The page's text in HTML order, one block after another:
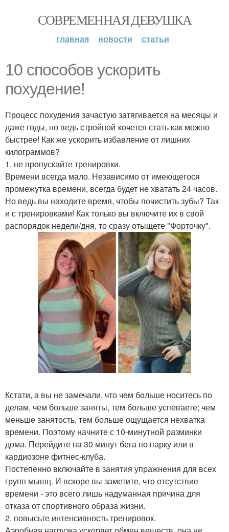
СОВРЕМЕННАЯ ДЕВУШКА
главная новости статьи
10 способов ускорить
похудение!
Процесс похудения зачастую затягивается на месяцы и
даже годы, но ведь стройной хочется стать как можно
быстрее! Как же ускорить избавление от лишних
килограммов?
1. не пропускайте тренировки.
Времени всегда мало. Независимо от имеющегося
промежутка времени, всегда будет не хватать 24 часов.
Но ведь вы находите время, чтобы почистить зубы? Так
и с тренировками! Как только вы включите их в свой
распорядок недели/дня, то сразу отыщете "Форточку".
Кстати, а вы не замечали, что чем больше носитесь по
делам, чем больше заняты, тем больше успеваете; чем
меньше занятость, тем больше ощущается нехватка
времени. Поэтому начните с 10-минутной разминки
дома. Перейдите на 30 минут бега по парку или в
кардиозоне фитнес-клуба.
Постепенно включайте в занятия упражнения для всех
групп мышц. И вскоре вы заметите, что отсутствие
времени - это всего лишь надуманная причина для
отказа от спортивного образа жизни.
2. повысьте интенсивность тренировок.